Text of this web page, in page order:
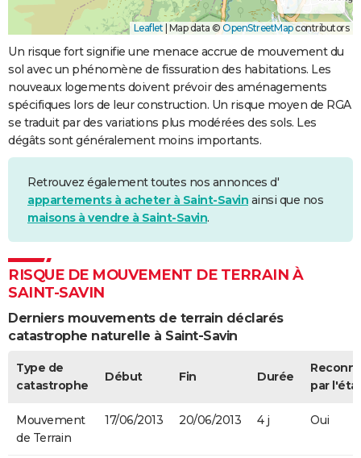
Leaflet Map data © OpenStreetMapcontributors
Un risque fort signifie une menace accrue de mouvement du
sol avec un phénomène de fissuration des habitations. Les
nouveaux logements doivent prévoir des aménagements
spécifiques lors de leur construction. Un risque moyen de RGA
se traduit par des variations plus modérées des sols. Les
dégâts sont généralement moins importants.
Retrouvez également toutes nos annonces d'
appartements à acheter à Saint-Savin ainsi que nos
maisons à vendre à Saint-Savin.
RISQUE DE MOUVEMENT DE TERRAIN À
SAINT-SAVIN
Derniers mouvements de terrain déclarés
catastrophe naturelle à Saint-Savin
Type de
catastrophe
Début Fin Durée
par
Mouvement
de Terrain
17/06/2013 20/06/2013 4 j Oui